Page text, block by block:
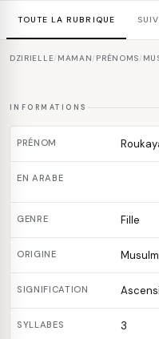
TOUTE LA RUBRIQUE
DZIRIELLE/ MAMAN/ PRÉNOMS/
INFORMATIONS
PRÉNOM
EN ARABE
GENRE Fille
ORIGINE
SIGNIFICATION
SYLLABES 3